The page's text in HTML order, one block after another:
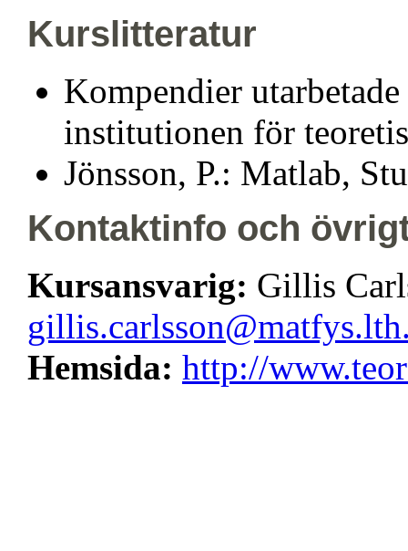
Kurslitteratur
Kompendier
institutionen för
Jönsson, P.: Matlab,
Kontaktinfo och
Kursansvarig: Gillis
Hemsida: http://